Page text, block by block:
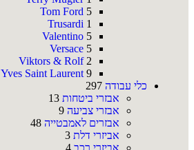
Tom Ford 5
Trusardi 1
Valentino 5
Versace 5
Viktors & Rolf 2
Yves Saint Laurent 9
כלי עבודה 297
אבזרי ביטחות 13
אבזרי צביעה 9
אבזרים לאמבטייה 48
אביזרי דלת 3
אביזרי רכב 4